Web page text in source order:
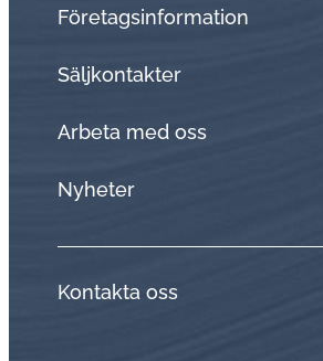
Företagsinformation
Sälj­kon­tak­ter
Arbeta med oss
Nyheter
Kontakta oss